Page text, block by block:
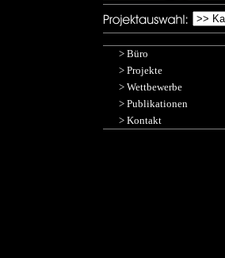
> Büro
> Projekte
> Wettbewerbe
> Publikationen
> Kontakt